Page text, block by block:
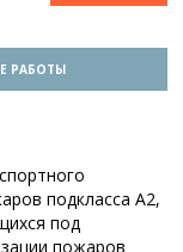
РАБОТЫ
подкласса А2,
под
пожаров